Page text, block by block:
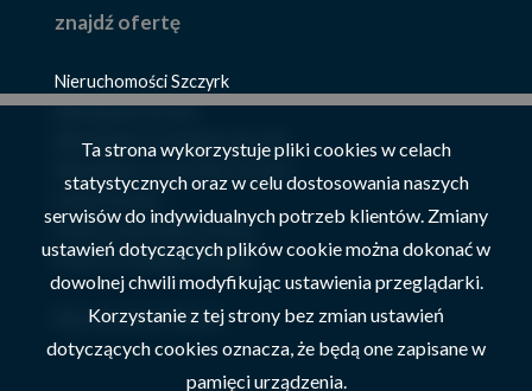
znajdź ofertę
Nieruchomości Szczyrk
Mieszkania Szczyrk
Mieszkania na wynajem Szczyrk
Domy Szczyrk
Domy na sprzedaż Szczyrk
Domy na wynajem Szczyrk
Nieruchomości Żywiec
Ta strona wykorzystuje pliki cookies w celach
statystycznych oraz w celu dostosowania naszych
serwisów do indywidualnych potrzeb klientów. Zmiany
ustawień dotyczących plików cookie można dokonać w
dowolnej chwili modyfikując ustawienia przeglądarki.
Korzystanie z tej strony bez zmian ustawień
dotyczących cookies oznacza, że będą one zapisane w
pamięci urządzenia.